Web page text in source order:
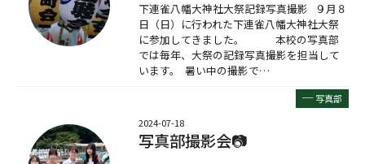
下連雀八幡大神社大祭記録写真撮影 ９月８
日（日）に行われた下連雀八幡大神社大祭
に参加してきました。 本校の写真部
では毎年、大祭の記録写真撮影を担当して
います。 暑い中の撮影で…
─写真部
2024-07-18
写真部撮影会📷